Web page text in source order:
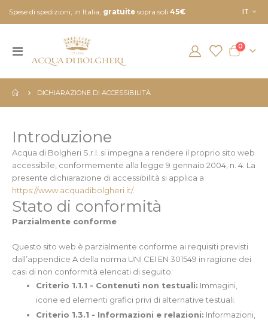
Spese di spedizioni, in Italia, gratuite sopra soli 45€ Lingua
IT
Toggle
Nav
Cart
0
DICHIARAZIONE DI ACCESSIBILITÀ
Introduzione
Acqua di Bolgheri S.r.l. si impegna a rendere il proprio sito web
accessibile, conformemente alla legge 9 gennaio 2004, n. 4. La
presente dichiarazione di accessibilità si applica a
https://www.acquadibolgheri.it/.
Stato di conformità
Parzialmente conforme
Questo sito web è parzialmente conforme ai requisiti previsti
dall’appendice A della norma UNI CEI EN 301549 in ragione dei
casi di non conformità elencati di seguito:
Criterio 1.1.1 - Contenuti non testuali: Immagini,
icone ed elementi grafici privi di alternative testuali.
Criterio 1.3.1 - Informazioni e relazioni: Informazioni,